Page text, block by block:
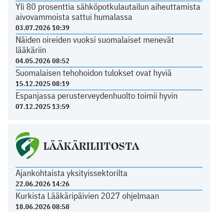
Yli 80 prosenttia sähköpotkulautailun aiheuttamista
aivovammoista sattui humalassa
03.07.2026 10:39
Näiden oireiden vuoksi suomalaiset menevät
lääkäriin
04.05.2026 08:52
Suomalaisen tehohoidon tulokset ovat hyviä
15.12.2025 08:19
Espanjassa perusterveydenhuolto toimii hyvin
07.12.2025 13:59
LÄÄKÄRILIITOSTA
Ajankohtaista yksityissektorilta
22.06.2026 14:26
Kurkista Lääkäripäivien 2027 ohjelmaan
18.06.2026 08:58